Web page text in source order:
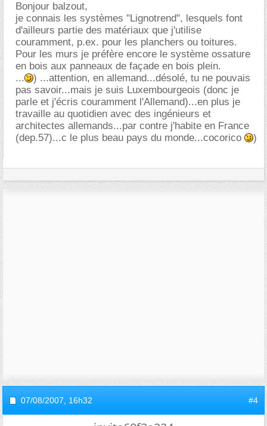
Bonjour balzout,
je connais les systèmes "Lignotrend", lesquels font
d'ailleurs partie des matériaux que j'utilise
couramment, p.ex. pour les planchers ou toitures.
Pour les murs je préfère encore le système ossature
en bois aux panneaux de façade en bois plein.
...
) ...attention, en allemand...désolé, tu ne pouvais
pas savoir...mais je suis Luxembourgeois (donc je
parle et j'écris couramment l'Allemand)...en plus je
travaille au quotidien avec des ingénieurs et
architectes allemands...par contre j'habite en France
(dep.57)...c le plus beau pays du monde...cocorico
)
07/08/2007, 16h32 #4